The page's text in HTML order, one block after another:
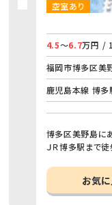
空室あり
4.5～6.7万円 /
福岡市博多区美
鹿児島本線 博
博多区美野島に
ＪＲ博多駅まで
お気